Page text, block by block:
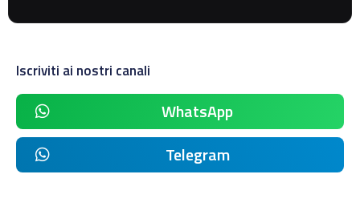
Iscriviti ai nostri canali
WhatsApp
Telegram